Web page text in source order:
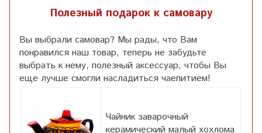
Полезный подарок к самовару
Вы выбрали самовар? Мы рады, что Вам
понравился наш товар, теперь не забудьте
выбрать к нему, полезный аксессуар, чтобы Вы
еще лучше смогли насладиться чаепитием!
Чайник заварочный
керамический малый хохлома